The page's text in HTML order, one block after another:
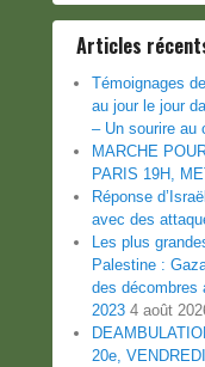
Articles
Témoignages
au jour le jour
– Un sourire au
MARCHE
PARIS 19H,
Réponse
avec des
Les plus
Palestine :
des décombres
2023 4 août
20e,